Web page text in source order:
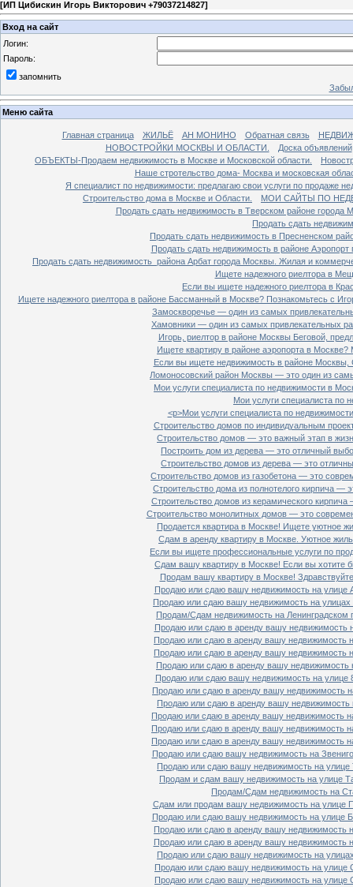
[ИП Цибискин Игорь Викторович +79037214827]
Вход на сайт
Логин:
Пароль:
запомнить
Меню сайта
Главная страница ЖИЛЬЁ АН МОНИНО Обратная связь
НОВОСТРОЙКИ МОСКВЫ И ОБЛАСТИ.
Доска объявлений
ОБЪЕКТЫ-Продаем недвижимость в Москве и Московской области.
Наше стротельство дома- Москва и московская
Я специалист по недвижимости: предлагаю свои услуги по продаже
Строительство дома в Москве и Области.
МОИ САЙТЫ ПО
Продать сдать недвижимость в Тверском районе города
Продать сдать
Продать сдать недвижимость в Пресненском
Продать сдать недвижимость в районе
Продать сдать недвижимость района Арбат города Москвы. Жилая и
Ищете надежного риелтора в
Если вы ищете надежного риелтора в
Ищете надежного риелтора в районе Бассманный в Москве? Познакомьтесь с
Замоскворечье — один из самых
Хамовники — один из самых привлекательных
Игорь, риелтор в районе Москвы Беговой,
Ищете квартиру в районе аэропорта в
Если вы ищете недвижимость в районе Москвы,
Ломоносовский район Москвы — это один из
Мои услуги специалиста по недвижимости в
Мои услуги специалиста по
<p>Мои услуги специалиста по
Строительство домов по индивидуальным
Строительство домов — это важный этап в
Построить дом из дерева — это отличный
Строительство домов из дерева — это
Строительство домов из газобетона — это
Строительство дома из полнотелого кирпича —
Строительство домов из керамического
Строительство монолитных домов — это
Продается квартира в Москве! Ищете уютное
Сдам в аренду квартиру в Москве. Уютное
Если вы ищете профессиональные услуги по
Сдам вашу квартиру в Москве! Если вы хотите
Продам вашу квартиру в Москве!
Продаю или сдаю вашу недвижимость на улице
Продаю или сдаю вашу недвижимость на
Продам/Сдам недвижимость на Ленинградском
Продаю или сдаю в аренду вашу недвижимость
Продаю или сдаю в аренду вашу недвижимость
Продаю или сдаю в аренду вашу недвижимость
Продаю или сдаю в аренду вашу недвижимость
Продаю или сдаю вашу недвижимость на улице
Продаю или сдаю в аренду вашу недвижимость
Продаю или сдаю в аренду вашу недвижимость
Продаю или сдаю в аренду вашу недвижимость
Продаю или сдаю в аренду вашу недвижимость
Продаю или сдаю в аренду вашу недвижимость
Продаю или сдаю вашу недвижимость на
Продаю или сдаю вашу недвижимость на улице
Продам и сдам вашу недвижимость на улице
Продам/Сдам недвижимость на
Сдам или продам вашу недвижимость на улице
Продаю или сдаю вашу недвижимость на улице
Продаю или сдаю в аренду вашу недвижимость
Продаю или сдаю в аренду вашу недвижимость
Продаю или сдаю вашу недвижимость на
Продаю или сдаю вашу недвижимость на улице
Продаю или сдаю вашу недвижимость на улице